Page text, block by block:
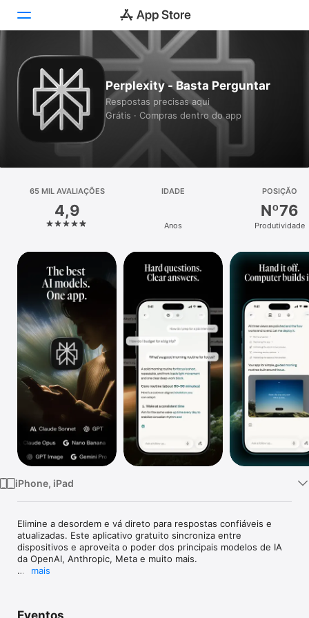
Hoje
Jogos
Apps
Arcade
Plataforma
iPhone
iPad
Watch
TV
Perplexity - Basta Perguntar
Respostas precisas aqui
Grátis · Compras dentro do app
65 MIL AVALIAÇÕES
4,9
IDADE
Anos
POSIÇÃO
Nº76
Produtividade
iPhone, iPad
Elimine a desordem e vá direto para respostas confiáveis ​​e
atualizadas. Este aplicativo gratuito sincroniza entre
dispositivos e aproveita o poder dos principais modelos de IA
da OpenAI, Anthropic, Meta e muito mais.
mais
Eventos